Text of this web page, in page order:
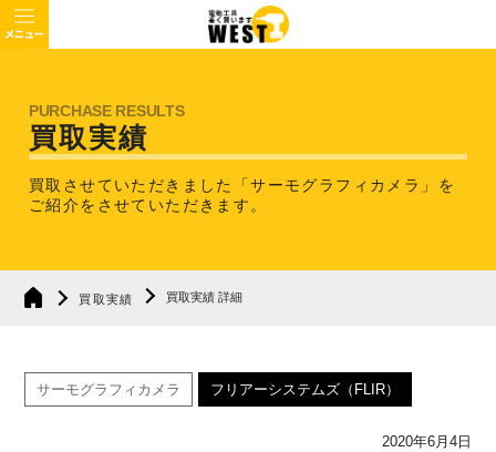
買取実績
買取させていただきました「サーモグラフィカメラ」を
ご紹介をさせていただきます。
買取実績 買取実績 詳細
サーモグラフィカメラ フリアーシステムズ（FLIR）
2020年6月4日